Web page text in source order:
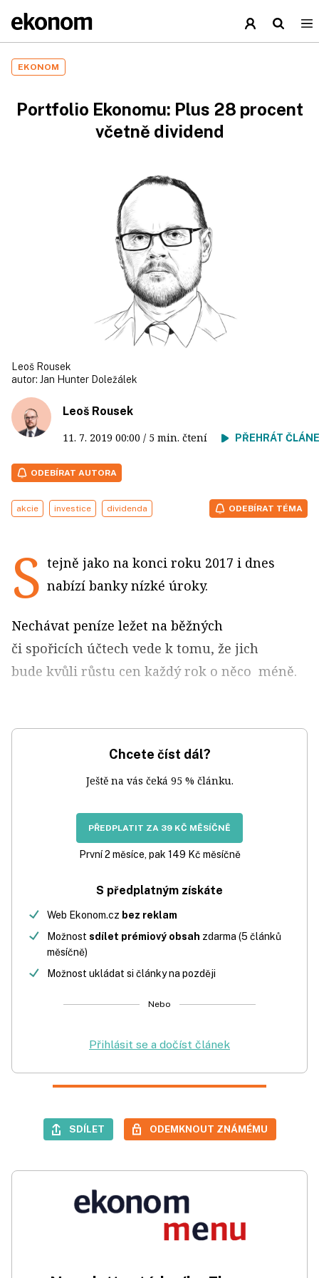
EKONOM
Portfolio Ekonomu: Plus 28 procent
včetně dividend
Leoš Rousek
autor: Jan Hunter Doležálek
Leoš Rousek
11. 7. 2019 00:00 / 5 min. čtení PŘEHRÁT
ODEBÍRAT AUTORA
akcie investice dividenda ODEBÍRAT TÉMA
S tejně jako na konci roku 2017 i dnes
nabízí banky nízké úroky.
Nechávat peníze ležet na běžných
či spořicích účtech vede k tomu, že jich
bude kvůli růstu cen každý rok o něco méně.
Chcete číst dál?
Ještě na vás čeká 95 % článku.
PŘEDPLATIT ZA 39 KČ MĚSÍČNĚ
První 2 měsíce, pak 149 Kč měsíčně
S předplatným získáte
Web Ekonom.cz bez reklam
Možnost sdílet prémiový obsah zdarma (5 článků
měsíčně)
Možnost ukládat si články na později
Nebo
Přihlásit se a dočíst článek
SDÍLET ODEMKNOUT ZNÁMÉMU